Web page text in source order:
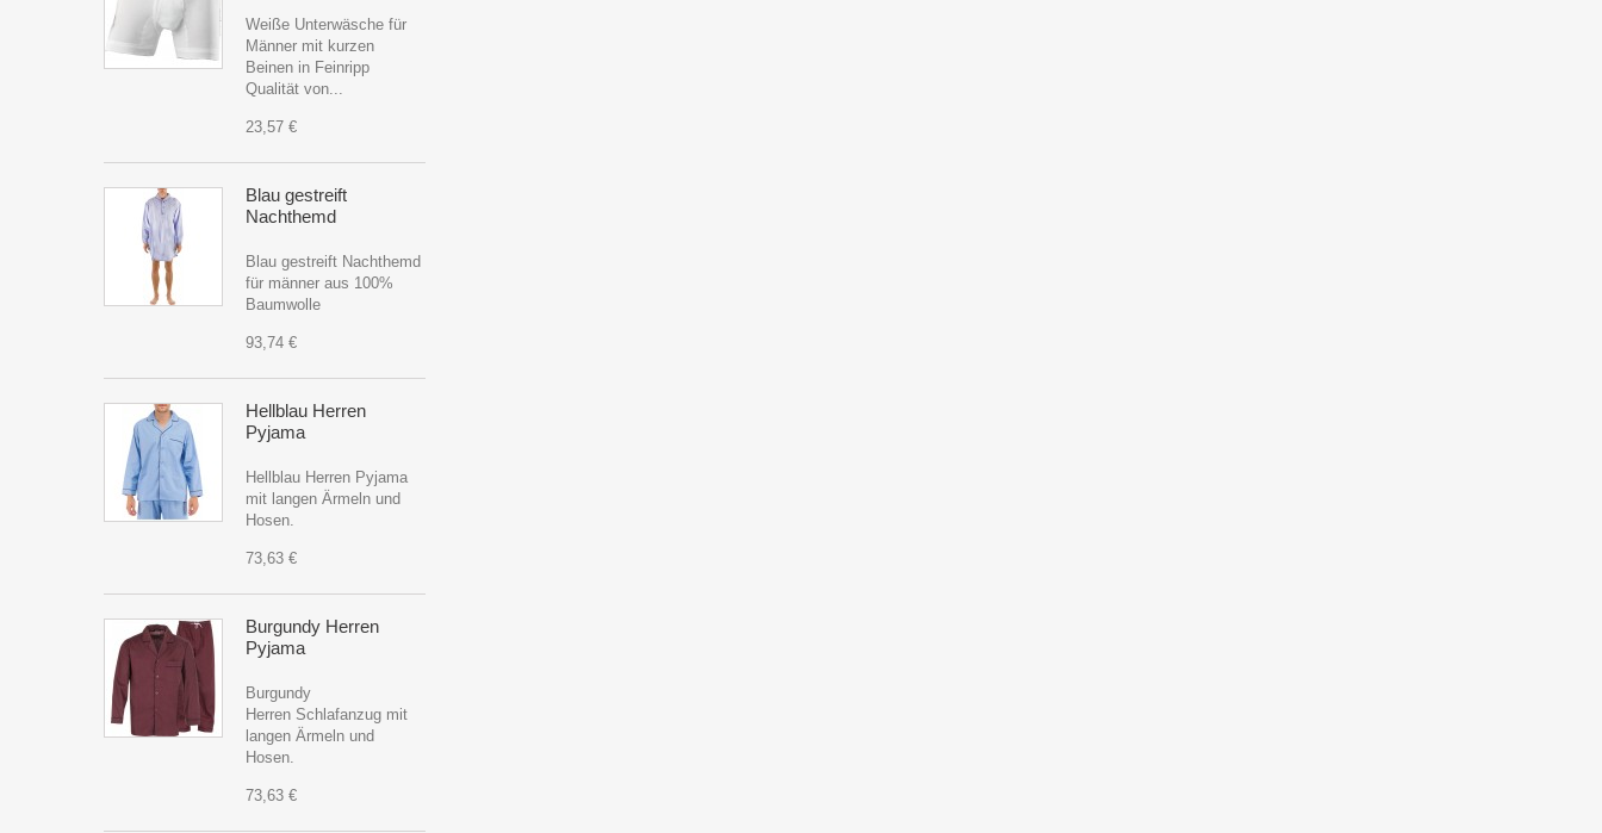
Weiße Unterwäsche für
Männer mit kurzen
Beinen in Feinripp
Qualität von...
23,57 €
Blau gestreift
Nachthemd
Blau gestreift Nachthemd
für männer aus 100%
Baumwolle
93,74 €
Hellblau Herren
Pyjama
Hellblau Herren Pyjama
mit langen Ärmeln und
Hosen.
73,63 €
Burgundy Herren
Pyjama
Burgundy
Herren Schlafanzug mit
langen Ärmeln und
Hosen.
73,63 €